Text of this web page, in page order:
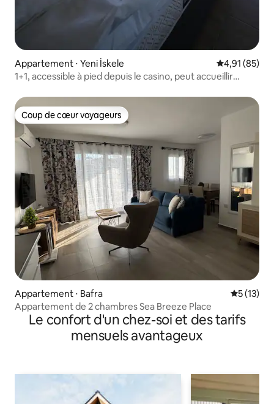
Appartement ⋅ Yeni İskele Évaluation
4,91 (85)
1+1, accessible à pied depuis le casino, peut accueillir
Coup de cœur voyageurs
Coup de cœur voyageurs
Appartement ⋅ Bafra
5 (13)
Appartement de 2 chambres Sea Breeze Place
Le confort d'un chez-soi et des tarifs
mensuels avantageux